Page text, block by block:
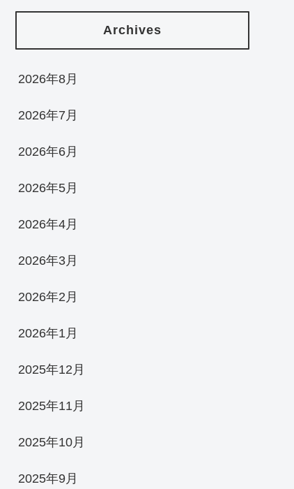
Archives
2026年8月
2026年7月
2026年6月
2026年5月
2026年4月
2026年3月
2026年2月
2026年1月
2025年12月
2025年11月
2025年10月
2025年9月